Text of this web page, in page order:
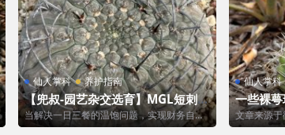
仙人掌科 养护指南
【兜叔-园艺杂交选育】MGL短刺黑
刺怪龙丸
当解决一日三餐的温饱问题，实现财务自由
后，才能有更多的精力来实现更高层次的梦
仙人掌科
一些裸
生种群
文章来源
区区 原作